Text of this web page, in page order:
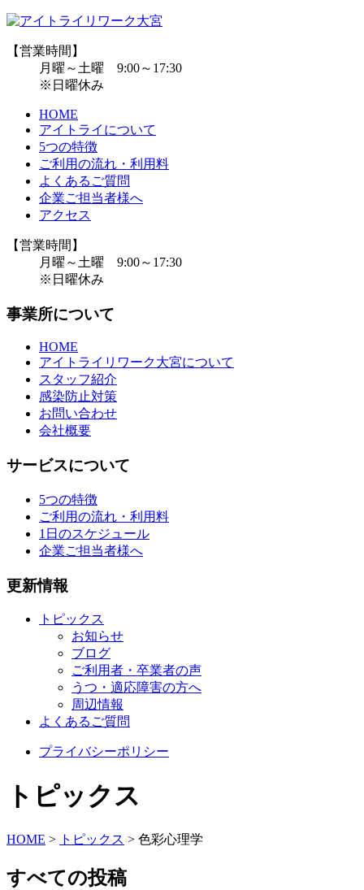
【営業時間】
月曜～土曜 9:00～17:30
※日曜休み
HOME
アイトライについて
5つの特徴
ご利用の流れ・利用料
よくあるご質問
企業ご担当者様へ
アクセス
【営業時間】
月曜～土曜 9:00～17:30
※日曜休み
事業所について
HOME
アイトライリワーク大宮について
スタッフ紹介
感染防止対策
お問い合わせ
会社概要
サービスについて
5つの特徴
ご利用の流れ・利用料
1日のスケジュール
企業ご担当者様へ
更新情報
トピックス
お知らせ
ブログ
ご利用者・卒業者の声
うつ・適応障害の方へ
周辺情報
よくあるご質問
プライバシーポリシー
トピックス
HOME > トピックス > 色彩心理学
すべての投稿